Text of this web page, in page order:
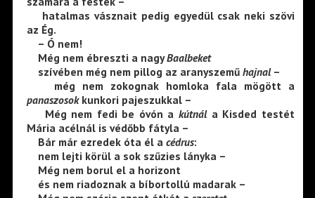
hatalmas vásznait pedig egyedül csak neki szövi
az Ég.
– Ó nem!
Még nem ébreszti a nagyBaalbeket
szívében még nem pillog az aranyszemű hajnal–
még nem zokognak homloka fala mögött a
panaszosokkunkori pajeszukkal –
Még nem fedi be óvón akútnála Kisded testét
Mária acélnál is védőbb fátyla –
Bár már ezredek óta él a cédrus:
nem lejti körül a sok szűzies lányka –
Még nem borul el a horizont
és nem riadoznak a bíbortollú madarak –